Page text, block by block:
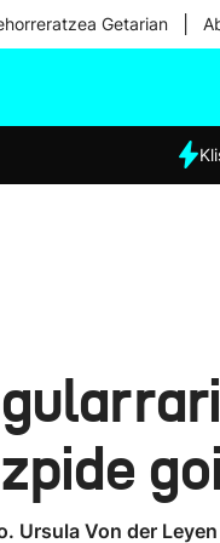
Getarian
Eguraldia
Ursula Von der